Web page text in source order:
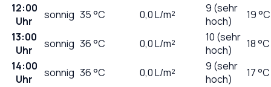
12:00
Uhr
sonnig 35°C 0,0L/m²
9 (sehr
hoch)
19 °C
13:00
Uhr
sonnig 36°C 0,0L/m²
10 (sehr
hoch)
18 °C
14:00
Uhr
sonnig 36°C 0,0L/m²
9 (sehr
hoch)
17 °C